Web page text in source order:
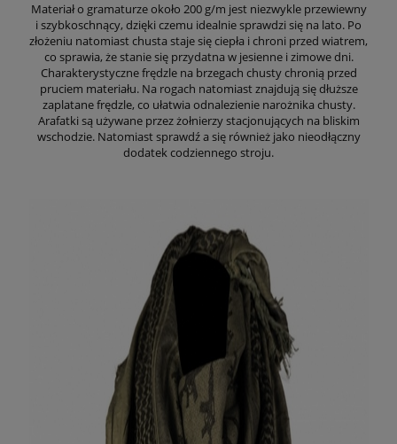
Materiał o gramaturze około 200 g/m jest niezwykle przewiewny
i szybkoschnący, dzięki czemu idealnie sprawdzi się na lato. Po
złożeniu natomiast chusta staje się ciepła i chroni przed wiatrem,
co sprawia, że stanie się przydatna w jesienne i zimowe dni.
Charakterystyczne frędzle na brzegach chusty chronią przed
pruciem materiału. Na rogach natomiast znajdują się dłuższe
zaplatane frędzle, co ułatwia odnalezienie narożnika chusty.
Arafatki są używane przez żołnierzy stacjonujących na bliskim
wschodzie. Natomiast sprawdź a się również jako nieodłączny
dodatek codziennego stroju.